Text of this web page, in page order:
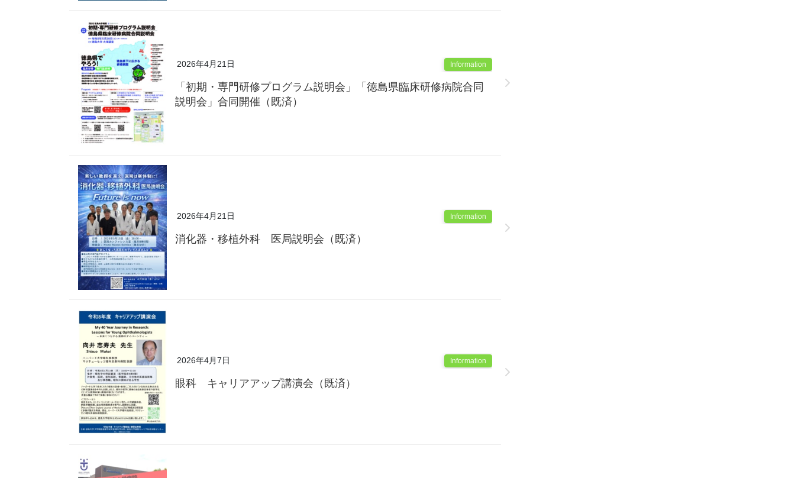
2026年4月21日 Information
「初期・専門研修プログラム説明会」「徳島県臨床研修病院合同
説明会」合同開催（既済）
2026年4月21日 Information
消化器・移植外科 医局説明会（既済）
2026年4月7日 Information
眼科 キャリアアップ講演会（既済）